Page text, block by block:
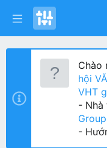
Chào
hội
VHT
- Nhà
Group
-